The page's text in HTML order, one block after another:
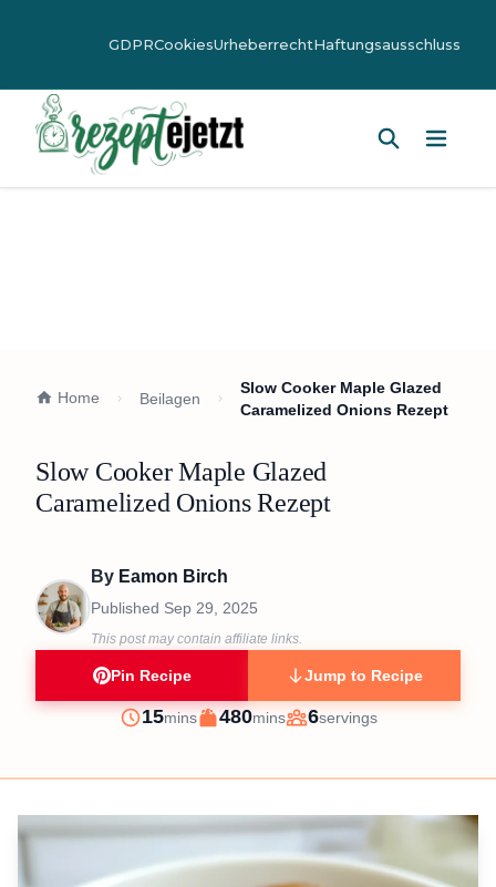
GDPRCookiesUrheberrechtHaftungsausschluss
Home Beilagen
Slow Cooker Maple Glazed
Caramelized Onions Rezept
Slow Cooker Maple Glazed
Caramelized Onions Rezept
By Eamon Birch
Published Sep 29, 2025
This post may contain affiliate links.
Pin Recipe Jump to Recipe
Prep
15minutes
mins
Cook
480minutes
mins
Servings
6servings